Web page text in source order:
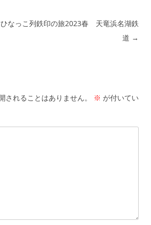
なっこ列鉄印の旅2023春 天竜浜名湖鉄
道 →
されることはありません。 ※ が付いてい